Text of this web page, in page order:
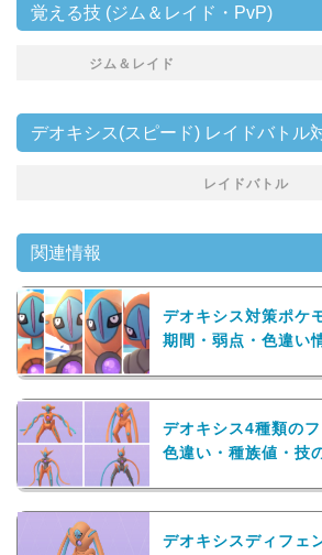
覚える技 (ジム＆レイド・PvP)
ジム＆レイド
デオキシス(スピード) レイドバトル
レイドバトル
関連情報
デオキシス対策ポケ
期間・弱点・色違い
デオキシス4種類の
色違い・種族値・技
デオキシスディフェ